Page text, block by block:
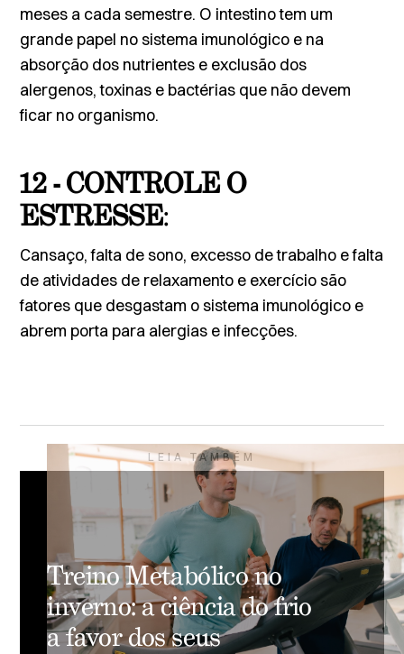
meses a cada semestre. O intestino tem um
grande papel no sistema imunológico e na
absorção dos nutrientes e exclusão dos
alergenos, toxinas e bactérias que não devem
ficar no organismo.
12 - CONTROLE O
ESTRESSE:
Cansaço, falta de sono, excesso de trabalho e falta
de atividades de relaxamento e exercício são
fatores que desgastam o sistema imunológico e
abrem porta para alergias e infecções.
LEIA TAMBÉM
Treino Metabólico no
inverno: a ciência do frio
a favor dos seus